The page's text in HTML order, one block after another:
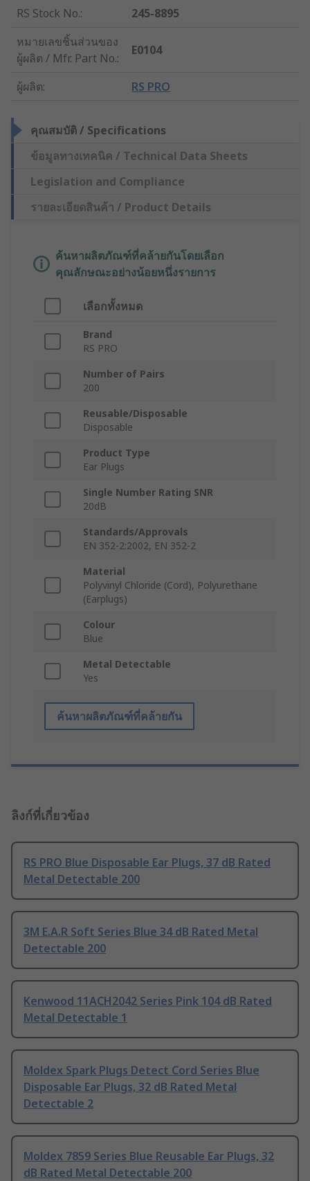
RS Stock No.:
245-8895
หมายเลขชิ้นส่วนของ
ผู้ผลิต / Mfr. Part No.:
E0104
ผู้ผลิต: RS PRO
คุณสมบัติ / Specifications
ข้อมูลทางเทคนิค / Technical Data Sheets
Legislation and Compliance
รายละเอียดสินค้า / Product Details
ค้นหาผลิตภัณฑ์ที่คล้ายกันโดยเลือก
คุณลักษณะอย่างน้อยหนึ่งรายการ
เลือกทั้งหมด
Brand
RS PRO
Number of Pairs
200
Reusable/Disposable
Disposable
Product Type
Ear Plugs
Single Number Rating SNR
20dB
Standards/Approvals
EN 352-2:2002, EN 352-2
Material
Polyvinyl Chloride (Cord), Polyurethane
(Earplugs)
Colour
Blue
Metal Detectable
Yes
ค้นหาผลิตภัณฑ์ที่คล้ายกัน
ลิงก์ที่เกี่ยวข้อง
RS PRO Blue Disposable Ear Plugs, 37 dB Rated
Metal Detectable 200
3M E.A.R Soft Series Blue 34 dB Rated Metal
Detectable 200
Kenwood 11ACH2042 Series Pink 104 dB Rated
Metal Detectable 1
Moldex Spark Plugs Detect Cord Series Blue
Disposable Ear Plugs, 32 dB Rated Metal
Detectable 2
Moldex 7859 Series Blue Reusable Ear Plugs, 32
dB Rated Metal Detectable 200